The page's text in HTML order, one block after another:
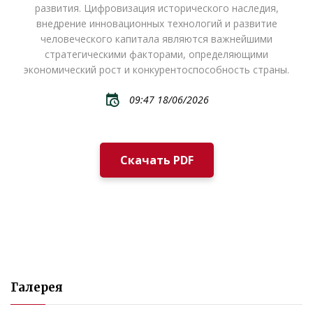
развития. Цифровизация исторического наследия,
внедрение инновационных технологий и развитие
человеческого капитала являются важнейшими
стратегическими факторами, определяющими
экономический рост и конкурентоспособность страны.
09:47 18/06/2026
Скачать PDF
Галерея